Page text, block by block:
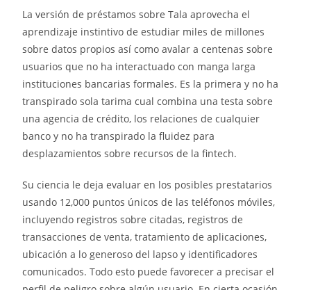
La versión de préstamos sobre Tala aprovecha el
aprendizaje instintivo de estudiar miles de millones
sobre datos propios así­ como avalar a centenas sobre
usuarios que no ha interactuado con manga larga
instituciones bancarias formales. Es la primera y no ha
transpirado sola tarima cual combina una testa sobre
una agencia de crédito, los relaciones de cualquier
banco y no ha transpirado la fluidez para
desplazamientos sobre recursos de la fintech.
Su ciencia le deja evaluar en los posibles prestatarios
usando 12,000 puntos únicos de las teléfonos móviles,
incluyendo registros sobre citadas, registros de
transacciones de venta, tratamiento de aplicaciones,
ubicación a lo generoso del lapso y identificadores
comunicados. Todo esto puede favorecer a precisar el